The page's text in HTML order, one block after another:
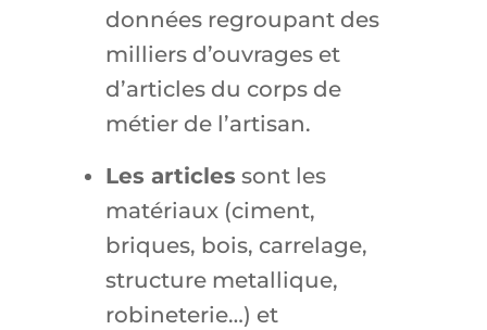
données regroupant des
milliers d’ouvrages et
d’articles du corps de
métier de l’artisan.
Les articles sont les
matériaux (ciment,
briques, bois, carrelage,
structure metallique,
robineterie…) et